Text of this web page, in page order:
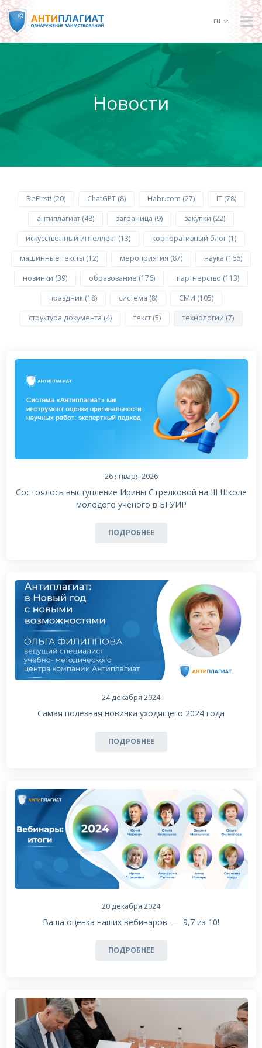
ru
Новости
BeFirst! (20) ChatGPT (8) Habr.com (27)
IT (78)
антиплагиат (48)
заграница (9)
закупки (22)
искусственный интеллект (13)
корпоративный блог (1)
машинные тексты (12)
мероприятия (87)
наука (166)
новинки (39)
образование (176)
партнерство (113)
праздник (18)
система (8)
СМИ (105)
структура документа (4)
текст (5) технологии (7)
26 января 2026
Состоялось выступление Ирины Стрелковой на III Школе
молодого ученого в БГУИР
ПОДРОБНЕЕ
24 декабря 2024
Самая полезная новинка уходящего 2024 года
ПОДРОБНЕЕ
20 декабря 2024
Ваша оценка наших вебинаров — 9,7 из 10!
ПОДРОБНЕЕ